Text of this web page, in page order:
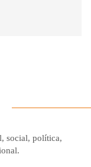
social, política,